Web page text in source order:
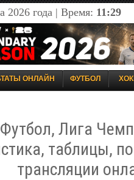
2026 года | Время: 11:29
ОНЛАЙН ФУТБОЛ
Лига
таблицы,
трансляции